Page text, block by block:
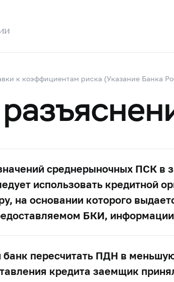
к коэффициентам риска (Указание Банка
среднерыночных ПСК в
использовать кредитной
на основании которого
БКИ,
банк пересчитать ПДН в
кредита заемщик